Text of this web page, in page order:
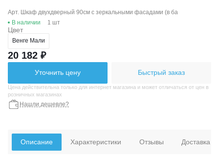
Арт. Шкаф двухдверный 90см с зеркальными фасадами (в ба
В наличии
1 шт
Цвет
Венге Мали
20 182 ₽
Уточнить цену Быстрый заказ
Цена действительна только для интернет магазина и может отличаться от цен в
розничных магазинах
Нашли дешевле?
Описание Характеристики Отзывы Доставка